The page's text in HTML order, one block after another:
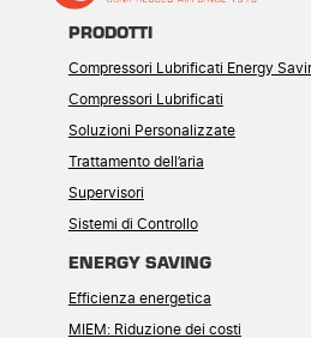
PRODOTTI
Compressori Lubrificati Energy
Compressori Lubrificati
Soluzioni Personalizzate
Trattamento dell’aria
Supervisori
Sistemi di Controllo
ENERGY SAVING
Efficienza energetica
MIEM: Riduzione dei costi